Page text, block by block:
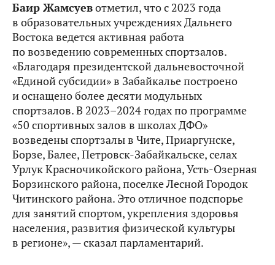
Баир Жамсуевотметил, что с 2023 года
в образовательных учреждениях Дальнего
Востока ведется активная работа
по возведению современных спортзалов.
«Благодаря президентской дальневосточной
«Единой субсидии» в Забайкалье построено
и оснащено более десяти модульных
спортзалов. В 2023–2024 годах по программе
«50 спортивных залов в школах ДФО»
возведены спортзалы в Чите, Приаргунске,
Борзе, Балее, Петровск-Забайкальске, селах
Урлук Красночикойского района, Усть-Озерная
Борзинского района, поселке Лесной Городок
Читинского района. Это отличное подспорье
для занятий спортом, укрепления здоровья
населения, развития физической культуры
в регионе», — сказал парламентарий.